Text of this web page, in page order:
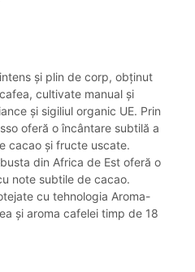
lei.
și plin de corp, obținut
cultivate manual și
și sigiliul organic UE. Prin
oferă o încântare subtilă a
cacao și fructe uscate.
din Africa de Est oferă o
note subtile de cacao.
cu tehnologia Aroma-
și aroma cafelei timp de 18